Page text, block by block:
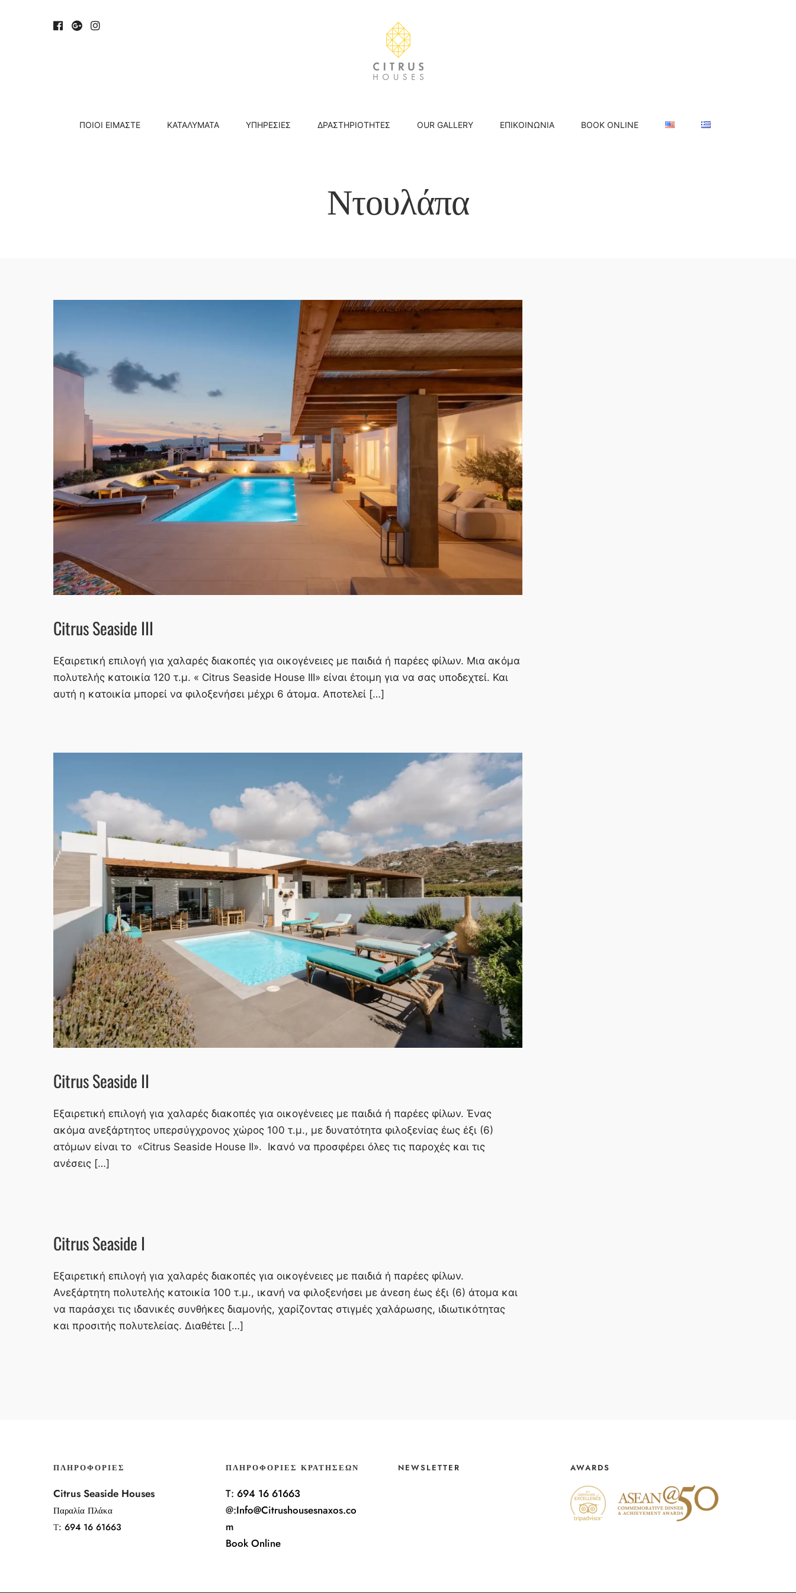
ΠΟΙΟΊ ΕΊΜΑΣΤΕ ΚΑΤΑΛΎΜΑΤΑ ΥΠΗΡΕΣΊΕΣ ΔΡΑΣΤΗΡΙΌΤΗΤΕΣ OUR GALLERY ΕΠΙΚΟΙΝΩΝΊΑ BOOK ONLINE
Ντουλάπα
Citrus Seaside III
Εξαιρετική επιλογή για χαλαρές διακοπές για οικογένειες με παιδιά ή παρέες φίλων. Μια ακόμα
πολυτελής κατοικία 120 τ.μ. « Citrus Seaside House ΙΙΙ» είναι έτοιμη για να σας υποδεχτεί. Και
αυτή η κατοικία μπορεί να φιλοξενήσει μέχρι 6 άτομα. Αποτελεί […]
Citrus Seaside II
Εξαιρετική επιλογή για χαλαρές διακοπές για οικογένειες με παιδιά ή παρέες φίλων. Ένας
ακόμα ανεξάρτητος υπερσύγχρονος χώρος 100 τ.μ., με δυνατότητα φιλοξενίας έως έξι (6)
ατόμων είναι το «Citrus Seaside House II». Ικανό να προσφέρει όλες τις παροχές και τις
ανέσεις […]
Citrus Seaside I
Εξαιρετική επιλογή για χαλαρές διακοπές για οικογένειες με παιδιά ή παρέες φίλων.
Ανεξάρτητη πολυτελής κατοικία 100 τ.μ., ικανή να φιλοξενήσει με άνεση έως έξι (6) άτομα και
να παράσχει τις ιδανικές συνθήκες διαμονής, χαρίζοντας στιγμές χαλάρωσης, ιδιωτικότητας
και προσιτής πολυτελείας. Διαθέτει […]
ΠΛΗΡΟΦΟΡΊΕΣ
Citrus Seaside Houses
Παραλία Πλάκα
Τ: 694 16 61663
ΠΛΗΡΟΦΟΡΊΕΣ ΚΡΑΤΉΣΕΩΝ
T: 694 16 61663
@:Info@Citrushousesnaxos.co
m
Book Online
NEWSLETTER AWARDS